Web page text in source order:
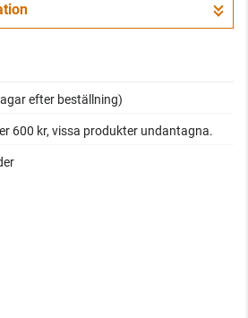
Gå till kassan
efter beställning)
600 kr, vissa produkter undantagna.